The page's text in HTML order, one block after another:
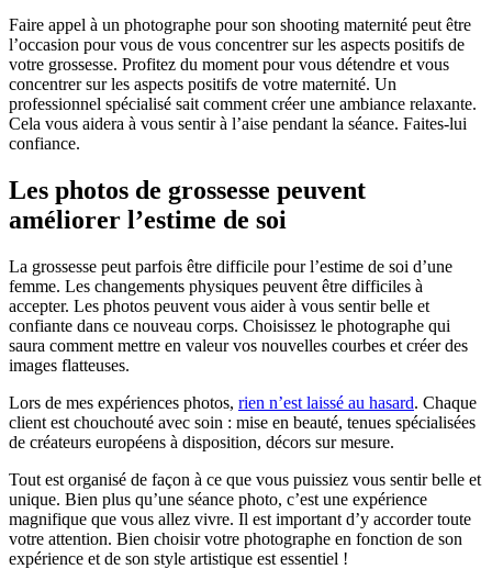
Faire appel à un photographe pour son shooting maternité peut être
l’occasion pour vous de vous concentrer sur les aspects positifs de
votre grossesse. Profitez du moment pour vous détendre et vous
concentrer sur les aspects positifs de votre maternité. Un
professionnel spécialisé sait comment créer une ambiance relaxante.
Cela vous aidera à vous sentir à l’aise pendant la séance. Faites-lui
confiance.
Les photos de grossesse peuvent
améliorer l’estime de soi
La grossesse peut parfois être difficile pour l’estime de soi d’une
femme. Les changements physiques peuvent être difficiles à
accepter. Les photos peuvent vous aider à vous sentir belle et
confiante dans ce nouveau corps. Choisissez le photographe qui
saura comment mettre en valeur vos nouvelles courbes et créer des
images flatteuses.
Lors de mes expériences photos, rien n’est laissé au hasard. Chaque
client est chouchouté avec soin : mise en beauté, tenues spécialisées
de créateurs européens à disposition, décors sur mesure.
Tout est organisé de façon à ce que vous puissiez vous sentir belle et
unique. Bien plus qu’une séance photo, c’est une expérience
magnifique que vous allez vivre. Il est important d’y accorder toute
votre attention. Bien choisir votre photographe en fonction de son
expérience et de son style artistique est essentiel !